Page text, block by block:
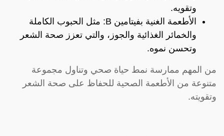
وتقويه.
الأطعمة الغنية بفيتامين B: مثل الحبوب الكاملة
والخمائر الغذائية والجوز، والتي تعزز صحة الشعر
وتحسن نموه.
من المهم ممارسة نمط حياة صحي وتناول مجموعة
متنوعة من الأطعمة الصحية للحفاظ على صحة الشعر
وتقويته.